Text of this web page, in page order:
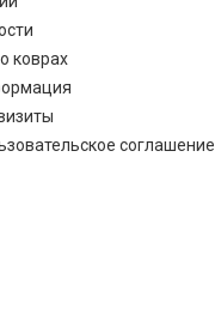
коврах
соглашение